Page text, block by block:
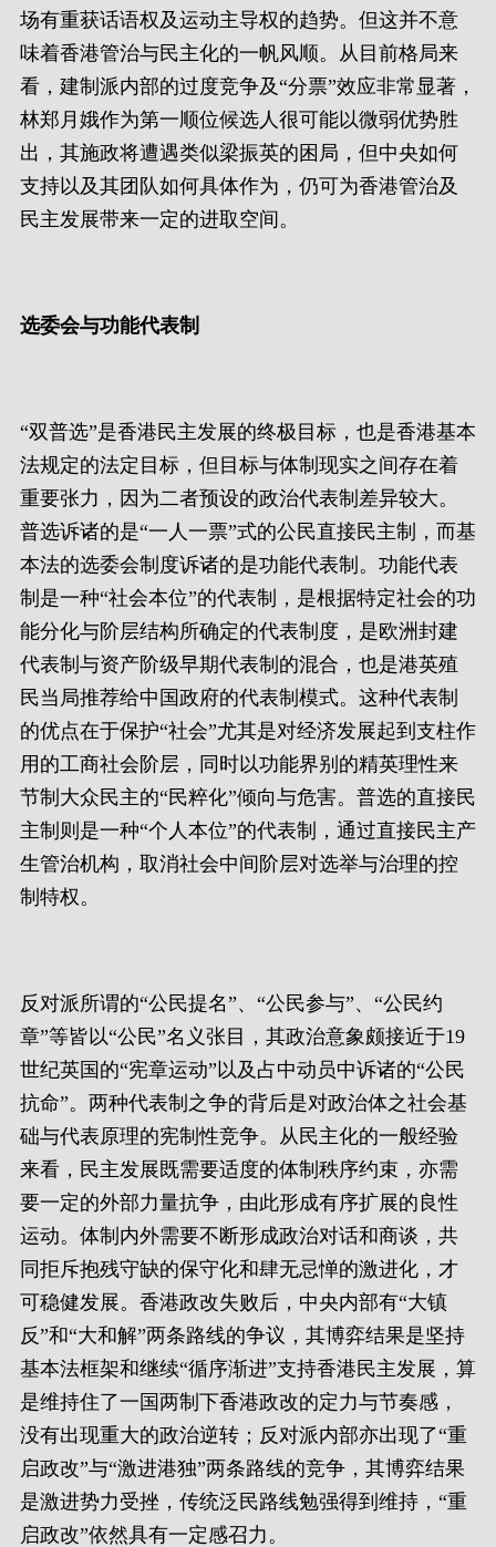
场有重获话语权及运动主导权的趋势。但这并不意
味着香港管治与民主化的一帆风顺。从目前格局来
看，建制派内部的过度竞争及“分票”效应非常显著，
林郑月娥作为第一顺位候选人很可能以微弱优势胜
出，其施政将遭遇类似梁振英的困局，但中央如何
支持以及其团队如何具体作为，仍可为香港管治及
民主发展带来一定的进取空间。
选委会与功能代表制
“双普选”是香港民主发展的终极目标，也是香港基本
法规定的法定目标，但目标与体制现实之间存在着
重要张力，因为二者预设的政治代表制差异较大。
普选诉诸的是“一人一票”式的公民直接民主制，而基
本法的选委会制度诉诸的是功能代表制。功能代表
制是一种“社会本位”的代表制，是根据特定社会的功
能分化与阶层结构所确定的代表制度，是欧洲封建
代表制与资产阶级早期代表制的混合，也是港英殖
民当局推荐给中国政府的代表制模式。这种代表制
的优点在于保护“社会”尤其是对经济发展起到支柱作
用的工商社会阶层，同时以功能界别的精英理性来
节制大众民主的“民粹化”倾向与危害。普选的直接民
主制则是一种“个人本位”的代表制，通过直接民主产
生管治机构，取消社会中间阶层对选举与治理的控
制特权。
反对派所谓的“公民提名”、“公民参与”、“公民约
章”等皆以“公民”名义张目，其政治意象颇接近于19
世纪英国的“宪章运动”以及占中动员中诉诸的“公民
抗命”。两种代表制之争的背后是对政治体之社会基
础与代表原理的宪制性竞争。从民主化的一般经验
来看，民主发展既需要适度的体制秩序约束，亦需
要一定的外部力量抗争，由此形成有序扩展的良性
运动。体制内外需要不断形成政治对话和商谈，共
同拒斥抱残守缺的保守化和肆无忌惮的激进化，才
可稳健发展。香港政改失败后，中央内部有“大镇
反”和“大和解”两条路线的争议，其博弈结果是坚持
基本法框架和继续“循序渐进”支持香港民主发展，算
是维持住了一国两制下香港政改的定力与节奏感，
没有出现重大的政治逆转；反对派内部亦出现了“重
启政改”与“激进港独”两条路线的竞争，其博弈结果
是激进势力受挫，传统泛民路线勉强得到维持，“重
启政改”依然具有一定感召力。